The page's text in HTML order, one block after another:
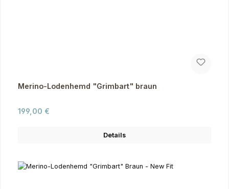
Merino-Lodenhemd "Grimbart" braun
Regulärer Preis:
199,00 €
Details